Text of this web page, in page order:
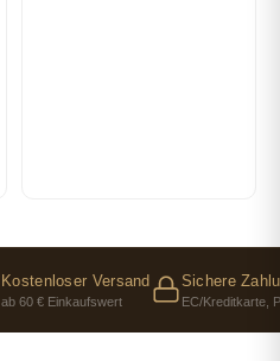
Kostenloser Versand
ab 60 € Einkaufswert
Sichere
EC/Kreditkarte,